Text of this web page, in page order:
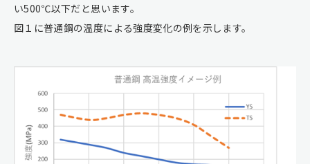
い500℃以下だと思います。
図１に普通鋼の温度による強度変化の例を示します。